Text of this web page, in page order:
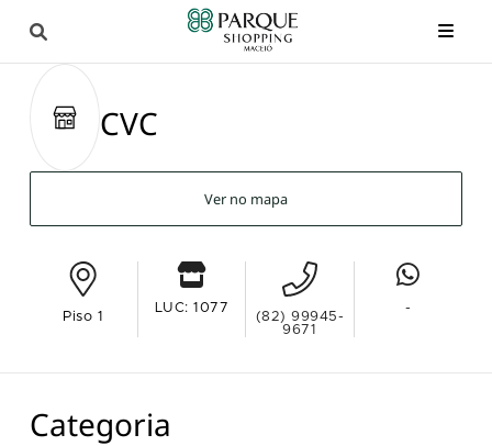
CVC
Ver no mapa
Piso 1
LUC: 1077
(82) 99945-
9671
-
Categoria